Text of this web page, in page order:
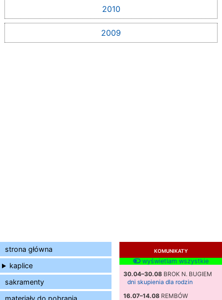
strona główna
kaplice
sakramenty
KOMUNIKATY
wyświetlam wszystkie
30.04–30.08 BROK N. BUGIEM
dni skupienia dla rodzin
16.07–14.08 REMBÓW
2010
2009